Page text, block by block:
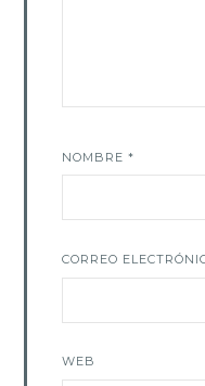
NOMBRE*
CORREO
WEB